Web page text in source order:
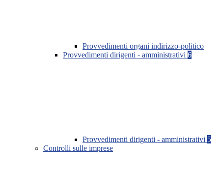
Provvedimenti organi indirizzo-politico
Provvedimenti dirigenti - amministrativi 6
Provvedimenti dirigenti - amministrativi 5
Controlli sulle imprese